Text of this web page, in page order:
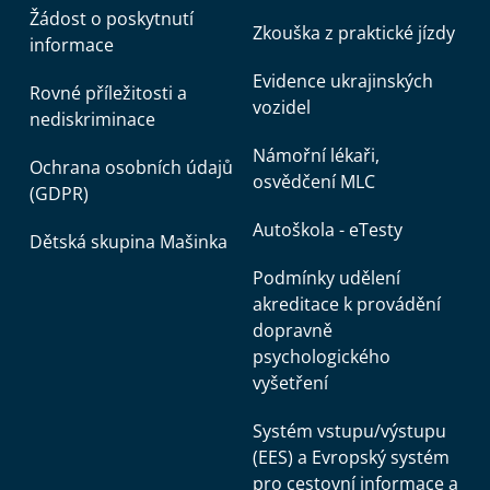
Žádost o poskytnutí
informace
Rovné příležitosti a
nediskriminace
Ochrana osobních údajů
(GDPR)
Dětská skupina Mašinka
Zkouška z praktické jízdy
Evidence ukrajinských
vozidel
Námořní lékaři,
osvědčení MLC
Autoškola - eTesty
Podmínky udělení
akreditace k provádění
dopravně
psychologického
vyšetření
Systém vstupu/výstupu
(EES) a Evropský systém
pro cestovní informace a